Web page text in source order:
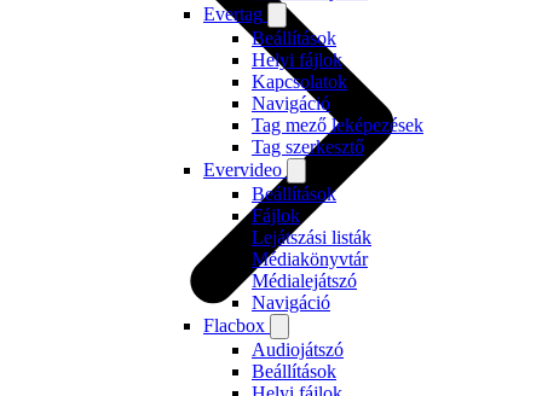
Evertag
Beállítások
Helyi fájlok
Kapcsolatok
Navigáció
Tag mező leképezések
Tag szerkesztő
Evervideo
Beállítások
Fájlok
Lejátszási listák
Médiakönyvtár
Médialejátszó
Navigáció
Flacbox
Audiojátszó
Beállítások